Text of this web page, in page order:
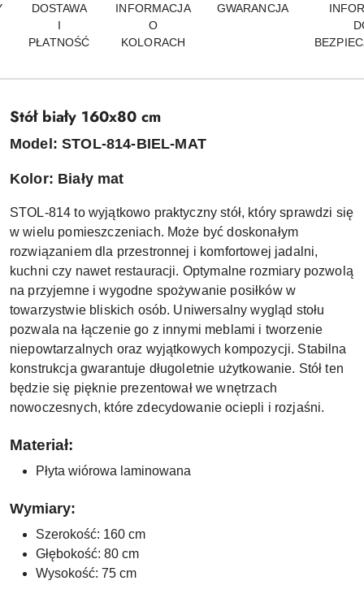
DOSTAWA
I
PŁATNOŚĆ
INFORMACJA
O
KOLORACH
GWARANCJA
Stół biały 160x80 cm
Model: STOL-814-BIEL-MAT
Kolor: Biały mat
STOL-814 to wyjątkowo praktyczny stół, który sprawdzi się
w wielu pomieszczeniach. Może być doskonałym
rozwiązaniem dla przestronnej i komfortowej jadalni,
kuchni czy nawet restauracji. Optymalne rozmiary pozwolą
na przyjemne i wygodne spożywanie posiłków w
towarzystwie bliskich osób. Uniwersalny wygląd stołu
pozwala na łączenie go z innymi meblami i tworzenie
niepowtarzalnych oraz wyjątkowych kompozycji. Stabilna
konstrukcja gwarantuje długoletnie użytkowanie. Stół ten
będzie się pięknie prezentował we wnętrzach
nowoczesnych, które zdecydowanie ociepli i rozjaśni.
Materiał:
Płyta wiórowa laminowana
Wymiary:
Szerokość: 160 cm
Głębokość: 80 cm
Wysokość: 75 cm